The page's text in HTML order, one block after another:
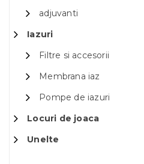
adjuvanti
Iazuri
Filtre si accesorii
Membrana iaz
Pompe de iazuri
Locuri de joaca
Unelte